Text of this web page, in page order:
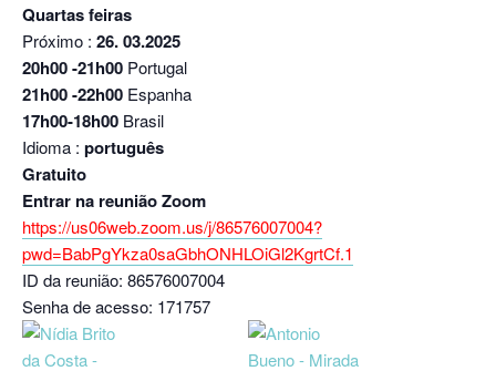
Quartas feiras
Próximo : 26. 03.2025
20h00 -21h00 Portugal
21h00 -22h00 Espanha
17h00-18h00 Brasil
Idioma : português
Gratuito
Entrar na reunião Zoom
https://us06web.zoom.us/j/86576007004?
pwd=BabPgYkza0saGbhONHLOiGl2KgrtCf.1
ID da reunião: 86576007004
Senha de acesso: 171757